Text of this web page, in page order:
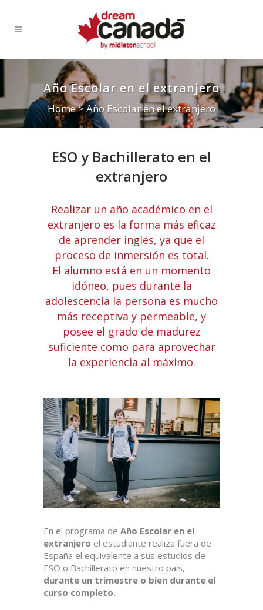
Año Escolar en el extranjero
Home>Año Escolar en el extranjero
ESO y Bachillerato en el
extranjero
Realizar un año académico en el
extranjero es la forma más eficaz
de aprender inglés, ya que el
proceso de inmersión es total.
El alumno está en un momento
idóneo, pues durante la
adolescencia la persona es mucho
más receptiva y permeable, y
posee el grado de madurez
suficiente como para aprovechar
la experiencia al máximo.
En el programa de Año Escolar en el
extranjero el estudiante realiza fuera de
España el equivalente a sus estudios de
ESO o Bachillerato en nuestro país,
durante un trimestre o bien durante el
curso completo.